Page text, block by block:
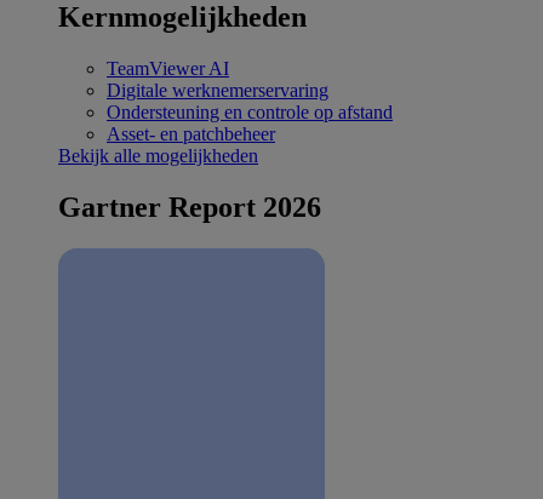
Kernmogelijkheden
TeamViewer AI
Digitale werknemerservaring
Ondersteuning en controle op afstand
Asset- en patchbeheer
Bekijk alle mogelijkheden
Gartner Report 2026